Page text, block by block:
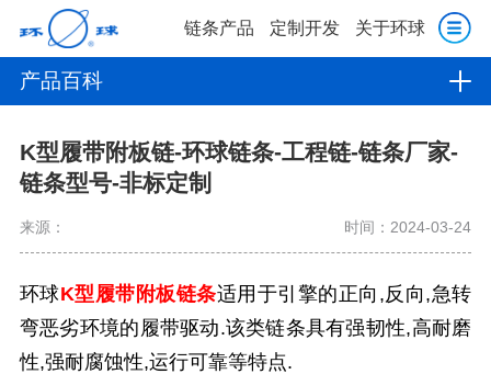
链条产品 定制开发 关于环球
产品百科
K型履带附板链-环球链条-工程链-链条厂家-
链条型号-非标定制
来源： 时间：2024-03-24
环球K型履带附板链条适用于引擎的正向,反向,急转
弯恶劣环境的履带驱动.该类链条具有强韧性,高耐磨
性,强耐腐蚀性,运行可靠等特点.